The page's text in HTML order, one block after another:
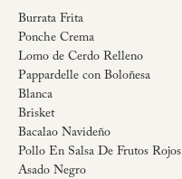
Burrata Frita
Ponche Crema
Lomo de Cerdo Relleno
Pappardelle con Boloñesa
Blanca
Brisket
Bacalao Navideño
Pollo En Salsa De Frutos Rojos
Asado Negro